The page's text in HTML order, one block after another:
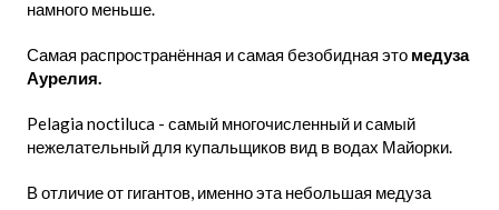
намного меньше.
Самая распространённая и самая безобидная это медуза
Аурелия.
Pelagia noctiluca - самый многочисленный и самый
нежелательный для купальщиков вид в водах Майорки.
В отличие от гигантов, именно эта небольшая медуза